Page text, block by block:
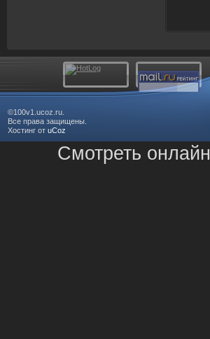
©100v1.ucoz.ru.
Все права защищены.
Хостинг от uCoz
Смотреть онлайн